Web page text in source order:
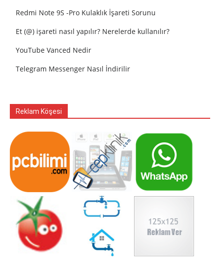
Redmi Note 9S -Pro Kulaklık İşareti Sorunu
Et (@) işareti nasıl yapılır? Nerelerde kullanılır?
YouTube Vanced Nedir
Telegram Messenger Nasıl İndirilir
Reklam Köşesi